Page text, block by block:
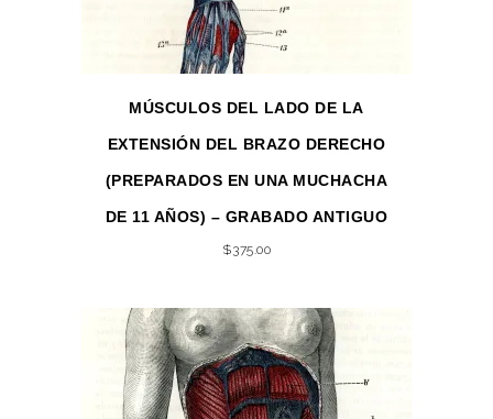
MÚSCULOS DEL LADO DE LA
EXTENSIÓN DEL BRAZO DERECHO
(PREPARADOS EN UNA MUCHACHA
DE 11 AÑOS) – GRABADO ANTIGUO
$375.00